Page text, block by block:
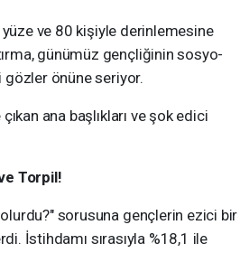
ve 80 kişiyle derinlemesine
günümüz gençliğinin sosyo-
gözler önüne seriyor.
ana başlıkları ve şok edici
Torpil!
sorusuna gençlerin ezici bir
İstihdamı sırasıyla %18,1 ile